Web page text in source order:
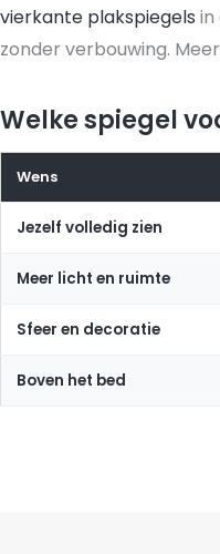
vierkante plakspiegels in
zonder verbouwing.
Welke spiegel
Wens
Jezelf volledig zien
Meer licht en ruimte
Sfeer en decoratie
Boven het bed